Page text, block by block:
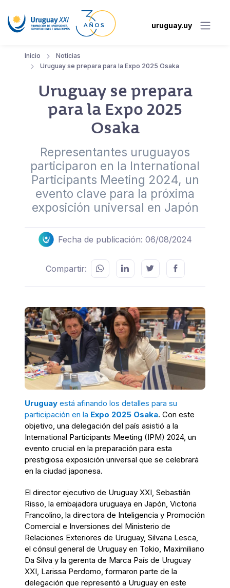
uruguay.uy
Inicio
Noticias
Uruguay se prepara para la Expo 2025 Osaka
Uruguay se prepara
para la Expo 2025
Osaka
Representantes uruguayos
participaron en la International
Participants Meeting 2024, un
evento clave para la próxima
exposición universal en Japón
Fecha de publicación: 06/08/2024
Compartir:
Uruguay está afinando los detalles para su
participación en la Expo 2025 Osaka. Con este
objetivo, una delegación del país asistió a la
International Participants Meeting (IPM) 2024, un
evento crucial en la preparación para esta
prestigiosa exposición universal que se celebrará
en la ciudad japonesa.
El director ejecutivo de Uruguay XXI, Sebastián
Risso, la embajadora uruguaya en Japón, Victoria
Francolino, la directora de Inteligencia y Promoción
Comercial e Inversiones del Ministerio de
Relaciones Exteriores de Uruguay, Silvana Lesca,
el cónsul general de Uruguay en Tokio, Maximiliano
Da Silva y la gerenta de Marca País de Uruguay
XXI, Larissa Perdomo, formaron parte de la
delegación que representó a Uruguay en este